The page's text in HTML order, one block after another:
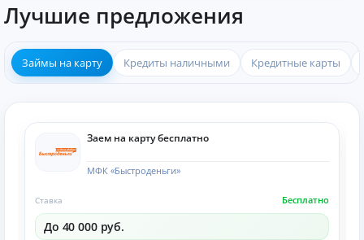
Лучшие предложения
Займы на карту Кредиты наличными Кредитные карты
Заем на карту бесплатно
МФК «Быстроденьги»
Бесплатно
Ставка
До 40 000 руб.